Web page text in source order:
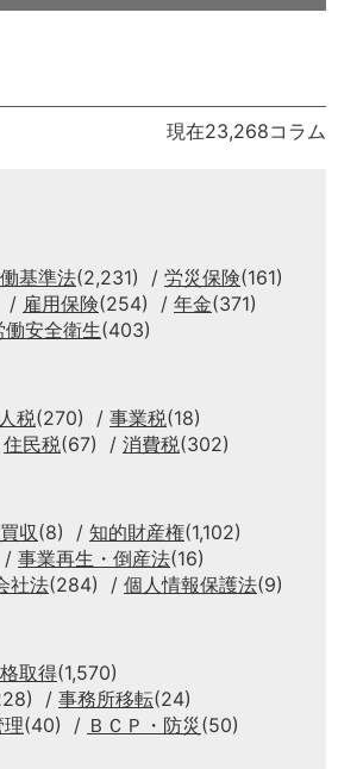
現在23,268コラム
基準法(2,231) 労災保険(161)
雇用保険(254) 年金(371)
働安全衛生(403)
税(270) 事業税(18)
住民税(67) 消費税(302)
収(8) 知的財産権(1,102)
事業再生・倒産法(16)
社法(284) 個人情報保護法(9)
取得(1,570)
事務所移転(24)
(40) ＢＣＰ・防災 (50)